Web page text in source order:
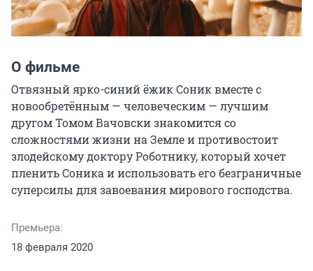
О фильме
Отвязный ярко-синий ёжик Соник вместе с
новообретённым — человеческим — лучшим
другом Томом Вачовски знакомится со
сложностями жизни на Земле и противостоит
злодейскому доктору Роботнику, который хочет
пленить Соника и использовать его безграничные
суперсилы для завоевания мирового господства.
Премьера:
18 февраля 2020